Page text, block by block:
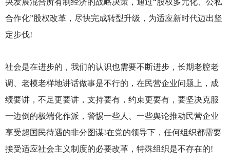
合作化”股权改革，尽快完成转型升级，为适应新时代迈出坚
定步伐!
社会是在进步的，我们的认识也需要不断进步，长期老腔老
调、老模老样地讲话做事是不行的，在民营企业问题上，成
绩要讲，不足更要讲，支持要有，约束更要有，要坚决克服
一边倒的极端化作派，警惕一些人、一些舆论推动民营企业
享受超国民待遇的非分图谋!在党的领导下，任何组织都需要
接受适应社会主义制度的必要改革，特殊组织是不存在的!